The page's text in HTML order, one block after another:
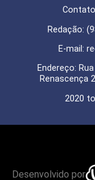
Redação:
E-mail:
Endereço:
Renascença
2020
Desenvolvido por